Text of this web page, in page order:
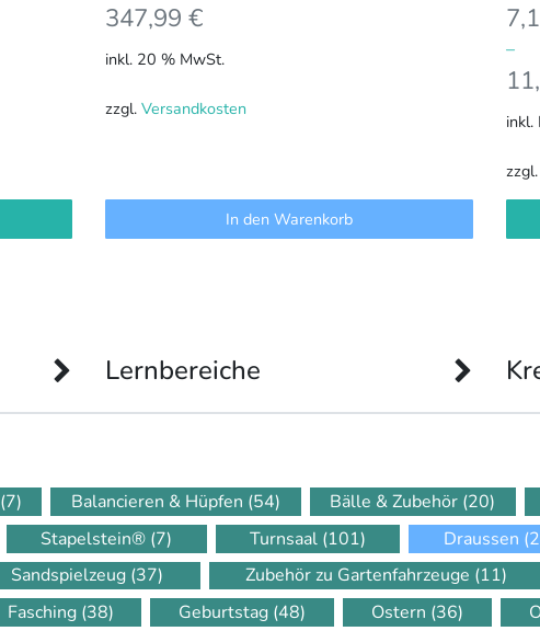
347,99 €
inkl. 20 % MwSt.
zzgl. Versandkosten
In den Warenkorb
–
inkl.
Lernbereiche
(7) Balancieren & Hüpfen (54) Bälle & Zubehör (20)
Stapelstein® (7) Turnsaal (101) Draussen
Sandspielzeug (37) Zubehör zu Gartenfahrzeuge (11)
Fasching (38) Geburtstag (48) Ostern (36)